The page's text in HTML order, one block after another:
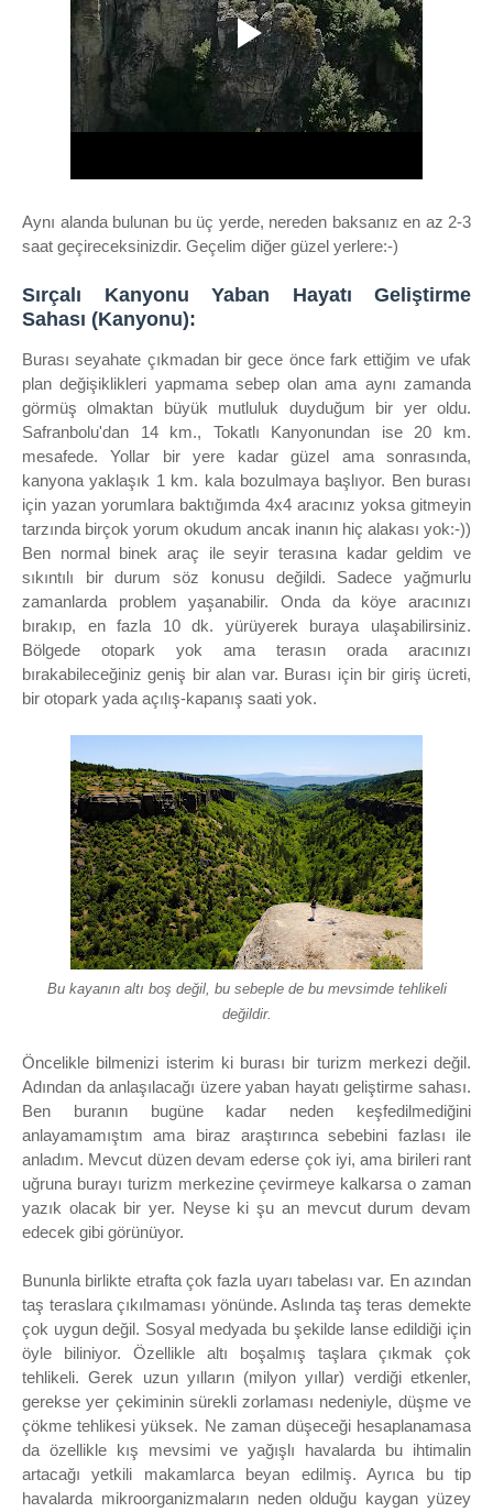
Aynı alanda bulunan bu üç yerde, nereden baksanız en az 2-3
saat geçireceksinizdir. Geçelim diğer güzel yerlere:-)
Sırçalı Kanyonu Yaban Hayatı Geliştirme
Sahası (Kanyonu):
Burası seyahate çıkmadan bir gece önce fark ettiğim ve ufak
plan değişiklikleri yapmama sebep olan ama aynı zamanda
görmüş olmaktan büyük mutluluk duyduğum bir yer oldu.
Safranbolu'dan 14 km., Tokatlı Kanyonundan ise 20 km.
mesafede. Yollar bir yere kadar güzel ama sonrasında,
kanyona yaklaşık 1 km. kala bozulmaya başlıyor. Ben burası
için yazan yorumlara baktığımda 4x4 aracınız yoksa gitmeyin
tarzında birçok yorum okudum ancak inanın hiç alakası yok:-))
Ben normal binek araç ile seyir terasına kadar geldim ve
sıkıntılı bir durum söz konusu değildi. Sadece yağmurlu
zamanlarda problem yaşanabilir. Onda da köye aracınızı
bırakıp, en fazla 10 dk. yürüyerek buraya ulaşabilirsiniz.
Bölgede otopark yok ama terasın orada aracınızı
bırakabileceğiniz geniş bir alan var. Burası için bir giriş ücreti,
bir otopark yada açılış-kapanış saati yok.
Bu kayanın altı boş değil, bu sebeple de bu mevsimde tehlikeli
değildir.
Öncelikle bilmenizi isterim ki burası bir turizm merkezi değil.
Adından da anlaşılacağı üzere yaban hayatı geliştirme sahası.
Ben buranın bugüne kadar neden keşfedilmediğini
anlayamamıştım ama biraz araştırınca sebebini fazlası ile
anladım. Mevcut düzen devam ederse çok iyi, ama birileri rant
uğruna burayı turizm merkezine çevirmeye kalkarsa o zaman
yazık olacak bir yer. Neyse ki şu an mevcut durum devam
edecek gibi görünüyor.
Bununla birlikte etrafta çok fazla uyarı tabelası var. En azından
taş teraslara çıkılmaması yönünde. Aslında taş teras demekte
çok uygun değil. Sosyal medyada bu şekilde lanse edildiği için
öyle biliniyor. Özellikle altı boşalmış taşlara çıkmak çok
tehlikeli. Gerek uzun yılların (milyon yıllar) verdiği etkenler,
gerekse yer çekiminin sürekli zorlaması nedeniyle, düşme ve
çökme tehlikesi yüksek. Ne zaman düşeceği hesaplanamasa
da özellikle kış mevsimi ve yağışlı havalarda bu ihtimalin
artacağı yetkili makamlarca beyan edilmiş. Ayrıca bu tip
havalarda mikroorganizmaların neden olduğu kaygan yüzey